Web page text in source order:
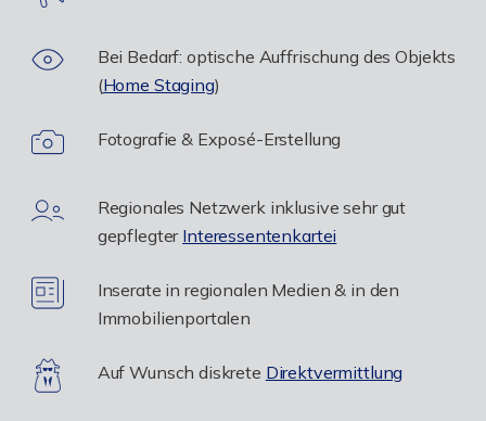
Bei Bedarf: optische Auffrischung des Objekts
(Home Staging)
Fotografie & Exposé-Erstellung
Regionales Netzwerk inklusive sehr gut
gepflegter Interessentenkartei
Inserate in regionalen Medien & in den
Immobilienportalen
Auf Wunsch diskrete Direktvermittlung